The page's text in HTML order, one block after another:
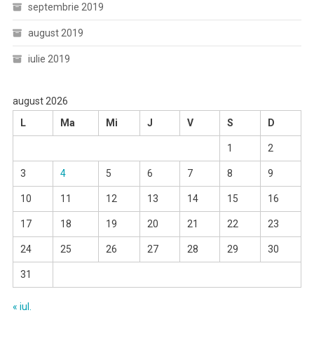
septembrie 2019
august 2019
iulie 2019
august 2026
L
Ma Mi J V S D
1 2
3 4 5 6 7 8 9
10 11 12 13 14 15 16
17 18 19 20 21 22 23
24 25 26 27 28 29 30
31
« iul.